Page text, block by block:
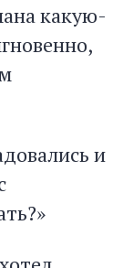
какую-
и